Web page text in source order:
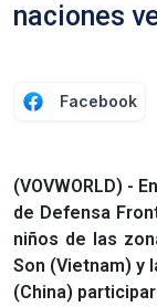
naciones
Facebook
(VOVWORLD) -
de Defensa
niños de las
Son (Vietnam) y
(China)